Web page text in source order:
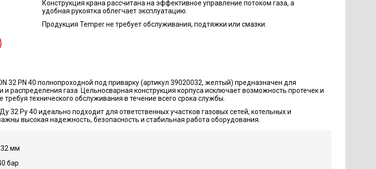
Конструкция крана рассчитана на эффективное управление потоком газа, а
удобная рукоятка облегчает эксплуатацию.
Продукция Temper не требует обслуживания, подтяжки или смазки.
32 PN 40 полнопроходной под приварку (артикул 39020032, желтый) предназначен для
и распределения газа. Цельносварная конструкция корпуса исключает возможность протечек и
требуя технического обслуживания в течение всего срока службы.
32 Ру 40 идеально подходит для ответственных участков газовых сетей, котельных и
высокая надежность, безопасность и стабильная работа оборудования.
32 мм
бар